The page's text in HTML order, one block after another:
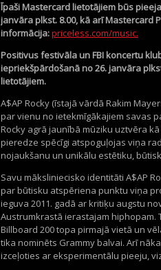
Īpaši Mastercard lietotājiem būs
janvāra plkst. 8.00, kā arī Mastercard
informācija:priceless.com/music.
Positivus festivāla un FBI koncertu
iepriekšpārdošanā no 26. janvāra
lietotājiem.
A$AP Rocky (īstajā vārdā Rakim
par vienu no ietekmīgākajiem savas
Rocky agrā jaunībā mūziku uztvēra
pieredze spēcīgi atspoguļojas viņa
nojaukšanu un unikālu estētiku,
Savu māksliniecisko identitāti A$AP
par būtisku atspēriena punktu viņa
ieguva 2011. gadā ar kritiķu augstu
Austrumkrastā ierastajam hiphopam.
Billboard 200 topa pirmajā vietā un
tika nominēts Grammy balvai. Arī
izceļoties ar eksperimentālu pieeju,